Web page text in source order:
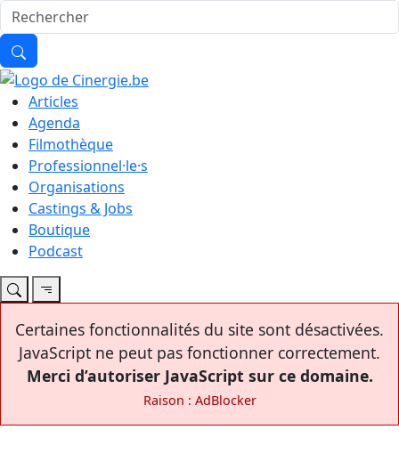
Articles
Agenda
Filmothèque
Professionnel·le·s
Organisations
Castings & Jobs
Boutique
Podcast
Certaines fonctionnalités du site sont désactivées.
JavaScript ne peut pas fonctionner correctement.
Merci d’autoriser JavaScript sur ce domaine.
Raison : AdBlocker